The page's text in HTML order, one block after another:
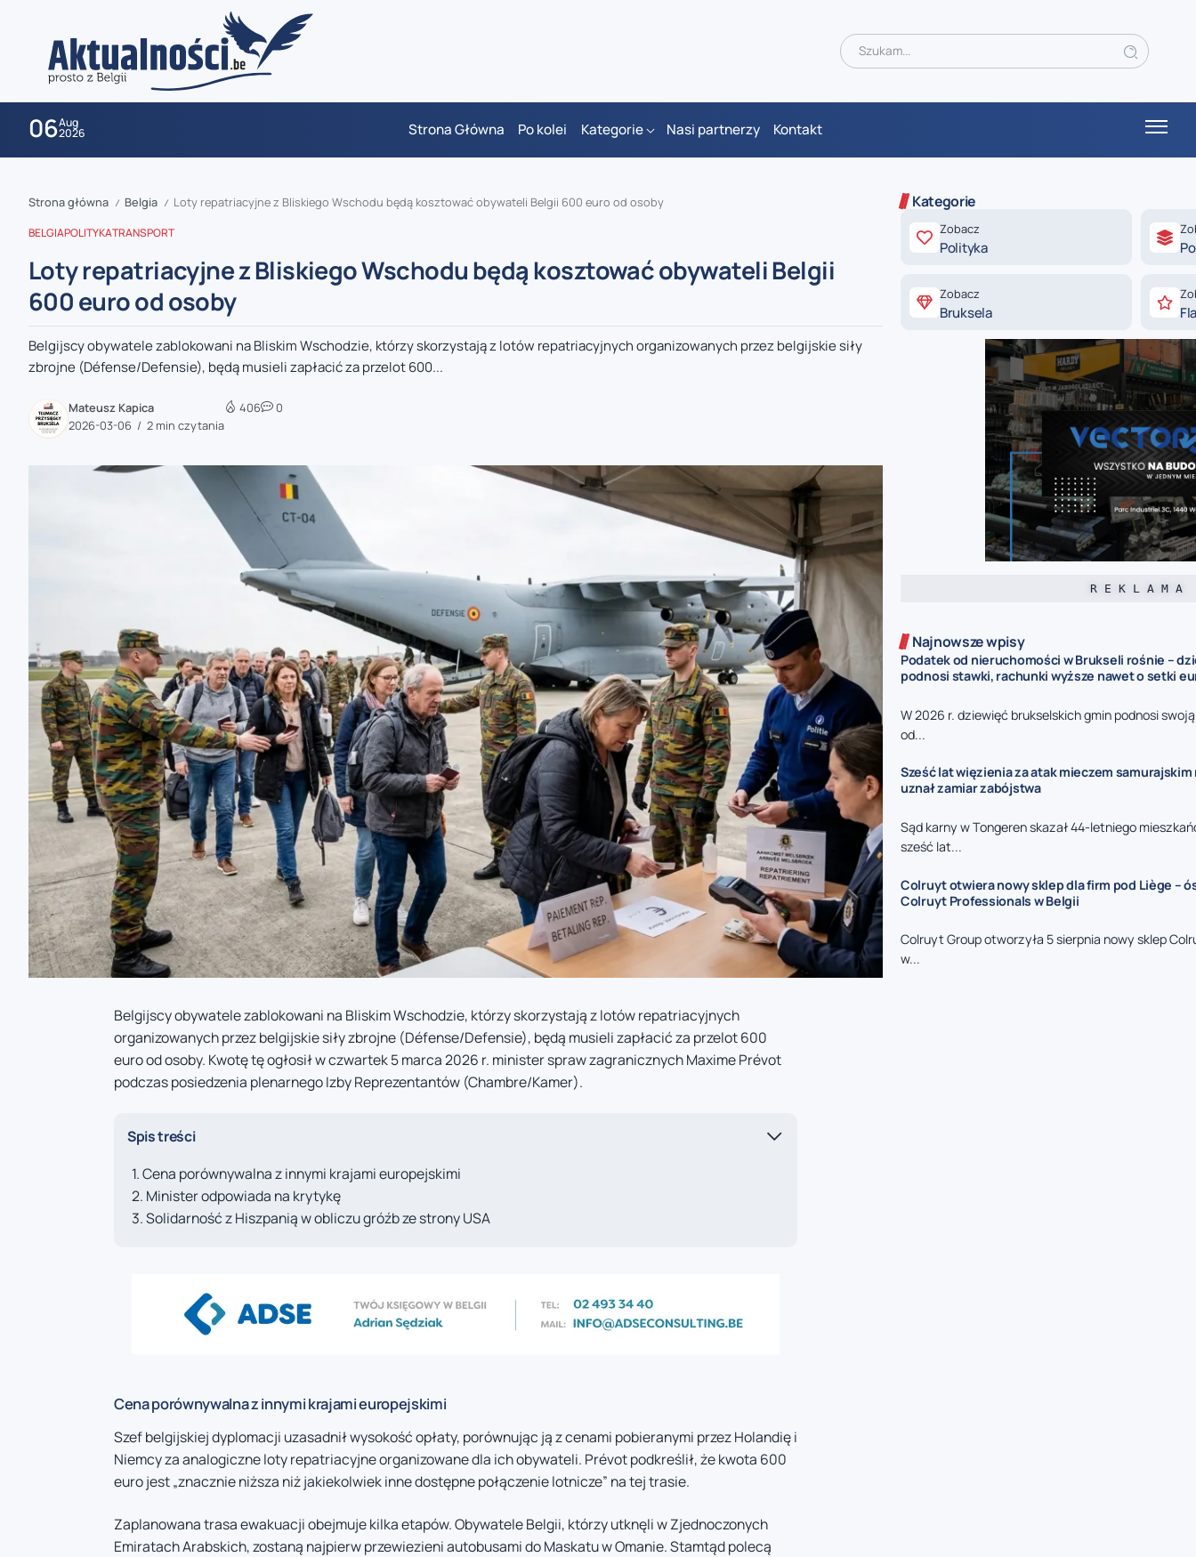
06Aug
2026 Strona Główna Po kolei Kategorie Nasi partnerzy Kontakt
zaobserwuj nas
zaobserwuj nas
zaobserwuj nas
Strona główna / Belgia / Loty repatriacyjne z Bliskiego Wschodu będą kosztować obywateli Belgii 600 euro od osoby
BELGIAPOLITYKATRANSPORT
Loty repatriacyjne z Bliskiego Wschodu będą kosztować obywateli Belgii
600 euro od osoby
Belgijscy obywatele zablokowani na Bliskim Wschodzie, którzy skorzystają z lotów repatriacyjnych organizowanych przez belgijskie siły
zbrojne (Défense/Defensie), będą musieli zapłacić za przelot 600...
Mateusz Kapica
2026-03-06
2 min czytania
406 0
Belgijscy obywatele zablokowani na Bliskim Wschodzie, którzy skorzystają z lotów repatriacyjnych
organizowanych przez belgijskie siły zbrojne (Défense/Defensie), będą musieli zapłacić za przelot 600
euro od osoby. Kwotę tę ogłosił w czwartek 5 marca 2026 r. minister spraw zagranicznych Maxime Prévot
podczas posiedzenia plenarnego Izby Reprezentantów (Chambre/Kamer).
Spis treści
Cena porównywalna z innymi krajami europejskimi
Minister odpowiada na krytykę
Solidarność z Hiszpanią w obliczu gróźb ze strony USA
Cena porównywalna z innymi krajami europejskimi
Szef belgijskiej dyplomacji uzasadnił wysokość opłaty, porównując ją z cenami pobieranymi przez Holandię i
Niemcy za analogiczne loty repatriacyjne organizowane dla ich obywateli. Prévot podkreślił, że kwota 600
euro jest „znacznie niższa niż jakiekolwiek inne dostępne połączenie lotnicze” na tej trasie.
Zaplanowana trasa ewakuacji obejmuje kilka etapów. Obywatele Belgii, którzy utknęli w Zjednoczonych
Emiratach Arabskich, zostaną najpierw przewiezieni autobusami do Maskatu w Omanie. Stamtąd polecą
Kategorie
Zobacz
Polityka
Zobacz
Bruksela
R E K L A M A
Najnowsze wpisy
Podatek od nieruchomości w Brukseli rośnie –
podnosi stawki, rachunki wyższe nawet o setki
W 2026 r. dziewięć brukselskich gmin podnosi
od...
Sześć lat więzienia za atak mieczem samurajskim
uznał zamiar zabójstwa
Sąd karny w Tongeren skazał 44-letniego
sześć lat...
Colruyt otwiera nowy sklep dla firm pod Liège –
Colruyt Professionals w Belgii
Colruyt Group otworzyła 5 sierpnia nowy sklep
w...